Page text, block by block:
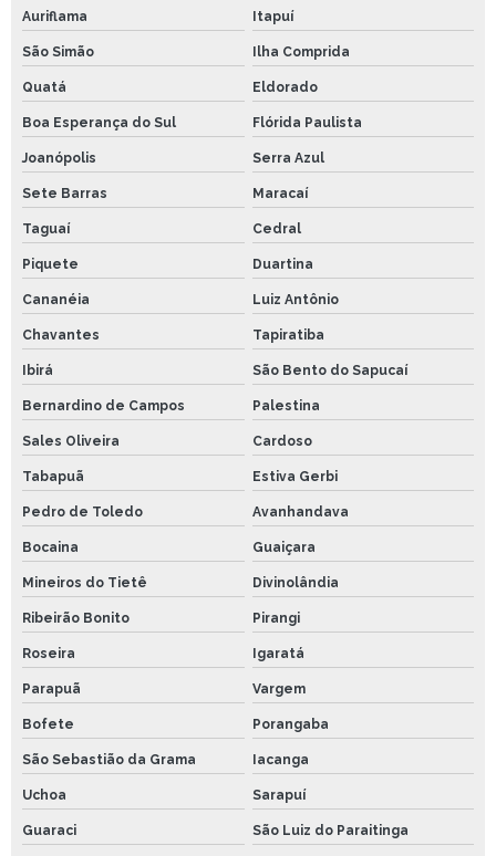
Auriflama Itapuí
São Simão Ilha Comprida
Quatá Eldorado
Boa Esperança do Sul Flórida Paulista
Joanópolis Serra Azul
Sete Barras Maracaí
Taguaí Cedral
Piquete Duartina
Cananéia Luiz Antônio
Chavantes Tapiratiba
Ibirá São Bento do Sapucaí
Bernardino de Campos Palestina
Sales Oliveira Cardoso
Tabapuã Estiva Gerbi
Pedro de Toledo Avanhandava
Bocaina Guaiçara
Mineiros do Tietê Divinolândia
Ribeirão Bonito Pirangi
Roseira Igaratá
Parapuã Vargem
Bofete Porangaba
São Sebastião da Grama Iacanga
Uchoa Sarapuí
Guaraci São Luiz do Paraitinga